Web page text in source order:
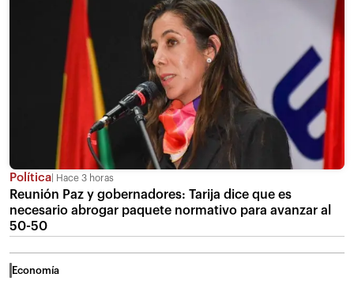
Política Hace 3 horas
Reunión Paz y gobernadores: Tarija dice que es
necesario abrogar paquete normativo para avanzar al
50-50
Economía